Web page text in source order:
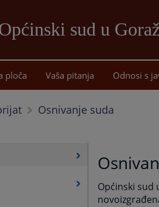
sud u
ploča Vaša pitanja Odnosi s
Osnivanje suda
Općinski sud